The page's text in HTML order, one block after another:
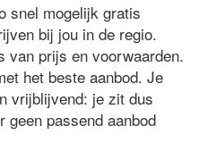
snel mogelijk gratis
bij jou in de regio.
van prijs en voorwaarden.
het beste aanbod. Je
vrijblijvend: je zit dus
geen passend aanbod